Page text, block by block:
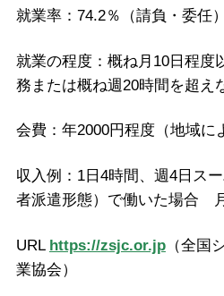
就業率：74.2％（請負・委任
就業の程度：概ね月10日程度
務または概ね週20時間を超え
会費：年2000円程度（地域に
収入例：1日4時間、週4日ス
者派遣形態）で働いた場合
URL https://zsjc.or.jp（全国
業協会）